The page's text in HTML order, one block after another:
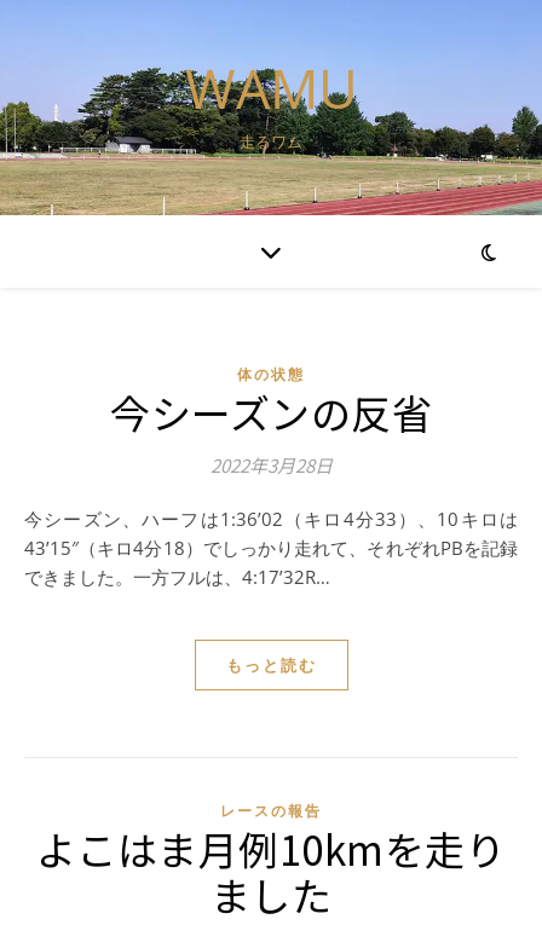
WAMU
走るワム
体の状態
今シーズンの反省
2022年3月28日
今シーズン、ハーフは1:36’02（キロ4分33）、10キロは
43’15″（キロ4分18）でしっかり走れて、それぞれPBを記録
できました。一方フルは、4:17’32R…
もっと読む
レースの報告
よこはま月例10kmを走り
ました